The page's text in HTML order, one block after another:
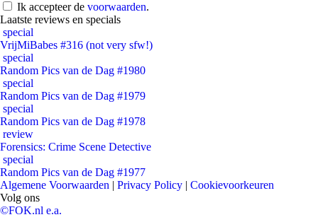
Ik accepteer de voorwaarden.
Laatste reviews en specials
special
VrijMiBabes #316 (not very sfw!)
special
Random Pics van de Dag #1980
special
Random Pics van de Dag #1979
special
Random Pics van de Dag #1978
review
Forensics: Crime Scene Detective
special
Random Pics van de Dag #1977
Algemene Voorwaarden | Privacy Policy | Cookievoorkeuren
Volg ons
©FOK.nl e.a.